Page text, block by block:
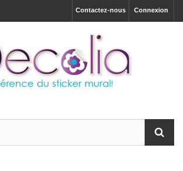
Connexion
Contactez-nous